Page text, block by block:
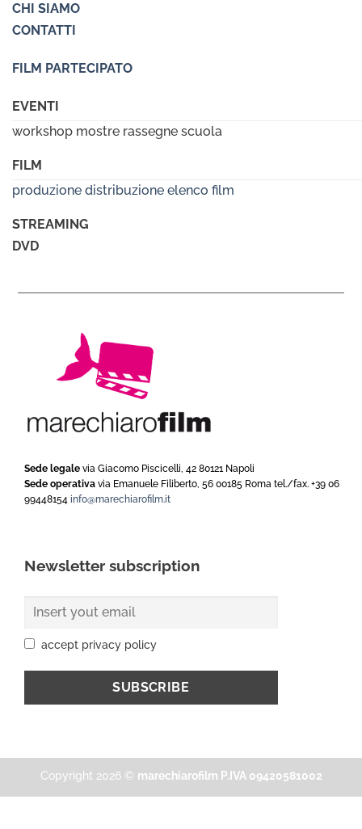
CHI SIAMO
CONTATTI
FILM PARTECIPATO
EVENTI
workshop mostre rassegne scuola
FILM
produzione distribuzione elenco film
STREAMING
DVD
Sede legale via Giacomo Piscicelli, 42 80121 Napoli
Sede operativa via Emanuele Filiberto, 56 00185 Roma tel./fax. +39 06
99448154 info@marechiarofilm.it
Newsletter subscription
accept privacy policy
Copyright 2026 © marechiarofilm P.IVA 09420581002